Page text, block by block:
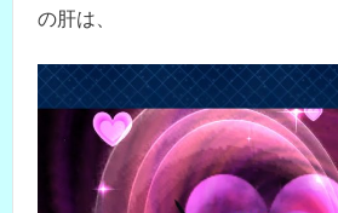
の肝は、